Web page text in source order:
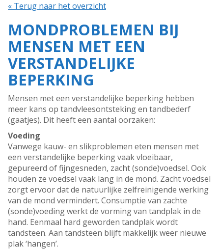
« Terug naar het overzicht
MONDPROBLEMEN BIJ
MENSEN MET EEN
VERSTANDELIJKE
BEPERKING
Mensen met een verstandelijke beperking hebben
meer kans op tandvleesontsteking en tandbederf
(gaatjes). Dit heeft een aantal oorzaken:
Voeding
Vanwege kauw- en slikproblemen eten mensen met
een verstandelijke beperking vaak vloeibaar,
gepureerd of fijngesneden, zacht (sonde)voedsel. Ook
houden ze voedsel vaak lang in de mond. Zacht voedsel
zorgt ervoor dat de natuurlijke zelfreinigende werking
van de mond vermindert. Consumptie van zachte
(sonde)voeding werkt de vorming van tandplak in de
hand. Eenmaal hard geworden tandplak wordt
tandsteen. Aan tandsteen blijft makkelijk weer nieuwe
plak ‘hangen’.